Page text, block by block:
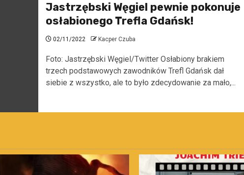
Jastrzębski Węgiel pewnie pokonuje
osłabionego Trefla Gdańsk!
02/11/2022 Kacper Czuba
Foto: Jastrzębski Węgiel/Twitter Osłabiony brakiem
trzech podstawowych zawodników Trefl Gdańsk dał
siebie z wszystko, ale to było zdecydowanie za mało,...